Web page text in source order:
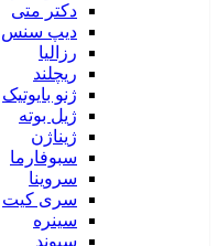
دکتر متی
دیپ سنس
رزالیا
ریچلند
ژنو بایوتیک
ژیل بوته
ژیناژن
سبوفارما
سروینا
سری کیت
سینره
سیوند